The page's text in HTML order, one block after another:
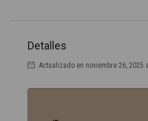
Detalles
Actualizado en noviembre 26, 2025